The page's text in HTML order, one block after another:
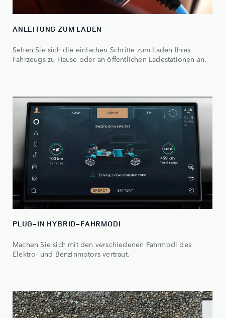
ANLEITUNG ZUM LADEN
Sehen Sie sich die einfachen Schritte zum Laden Ihres
Fahrzeugs zu Hause oder an öffentlichen Ladestationen an.
PLUG-IN HYBRID-FAHRMODI
Machen Sie sich mit den verschiedenen Fahrmodi des
Elektro- und Benzinmotors vertraut.